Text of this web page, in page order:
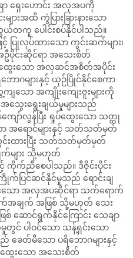
ရာ ရှေးဟောင်း အလှအပကို
းအထိ ကွဲပြားခြားနားသော
ယ်တကူ ပေါင်းစပ်နိုင်ပါသည်။
ြုလုပ်ထားသော ကွင်းဆက်များ၊
ဦပိုင်းဆိုင်ရာ အသေးစိတ်
ထွေးသော အလှဆင်အစိတ်အပိုင်း
ောဂများနှင့် ယှဉ်ပြိုင်နိုင်စေကာ
ာ အကျိုးကျေးဇူးများကို
သွေးရွေးချယ်မှုများသည်
ော်လွန်ပြီး ရှုပ်ထွေးသော သတ္တု
ော အရောင်များနှင့် သတ်သတ်မှတ်
င်းထားပြီး သတ်သတ်မှတ်မှတ်
များ သို့မဟုတ်
ကိုက်ညီစေပါသည်။ ဒီဇိုင်းပိုင်း
ပြင်ဆင်နိုင်မှုသည် ရောင်းချ
သော အလှအပဆိုင်ရာ သက်ရောက်
အချက် အဖြစ် သို့မဟုတ် သေး
ဆောင်ရွက်နိုင်ကြောင်း သေချာ
င် ပါဝင်သော သန့်ရှင်းသော
ခေတ်မီသော ပရိဘောဂများနှင့်
ထွေးသော အသေးစိတ်